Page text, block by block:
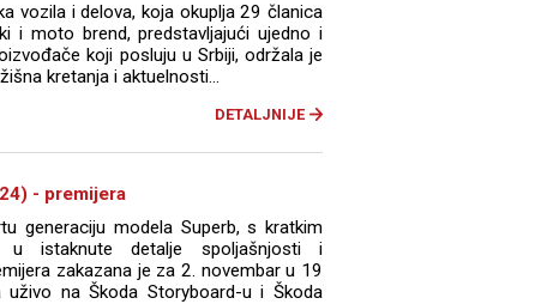
vozila i delova, koja okuplja 29 članica
i moto brend, predstavljajući ujedno i
koji posluju u Srbiji, održala je
kretanja i aktuelnosti...
DETALJNIJE
- premijera
generaciju modela Superb, s kratkim
istaknute detalje spoljašnjosti i
zakazana je za 2. novembar u 19
na Škoda Storyboard-u i Škoda